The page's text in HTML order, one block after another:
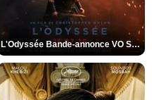
L'Odyssée Bande-annonce VO STFR